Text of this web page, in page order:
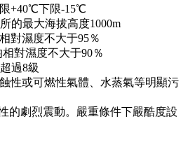
+40℃下限-15℃
最大海拔高度1000m
濕度不大于95％
不大于90％
過8級
或可燃性氣體、水蒸氣等明顯污
劇烈震動。嚴重條件下嚴酷度設